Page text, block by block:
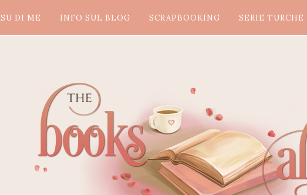
SU DI ME INFO SUL BLOG SCRAPBOOKING SERIE